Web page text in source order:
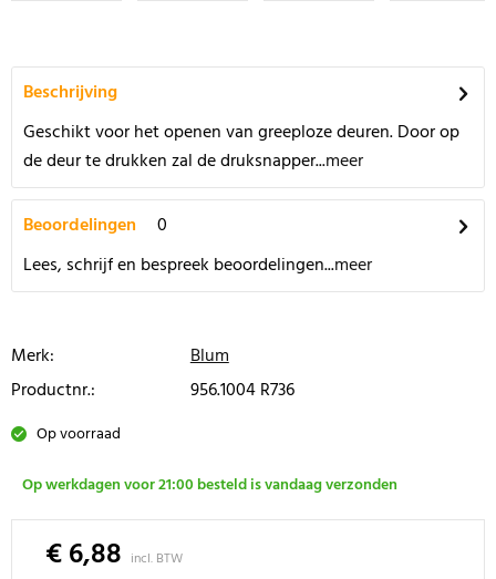
Beschrijving
Geschikt voor het openen van greeploze deuren. Door op
de deur te drukken zal de druksnapper...meer
Beoordelingen
0
Lees, schrijf en bespreek beoordelingen...meer
Merk:
Blum
Productnr.:
956.1004 R736
Op voorraad
Op werkdagen voor 21:00 besteld is vandaag verzonden
€ 6,88 incl. BTW